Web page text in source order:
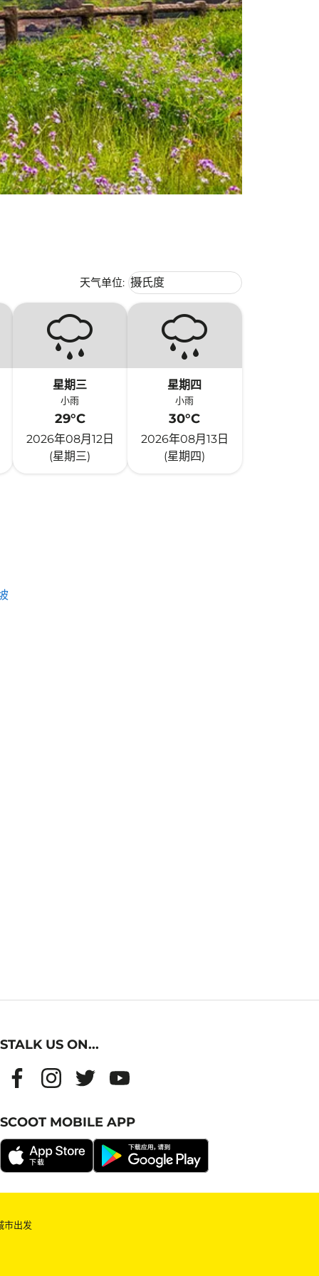
天气单位: Weather unit option 摄氏度
摄氏度
keyboard_arrow_down
星期三
小雨
29°C
2026年08月12日
(星期三)
星期四
小雨
30°C
2026年08月13日
(星期四)
STALK US ON...
SCOOT MOBILE APP
市出发